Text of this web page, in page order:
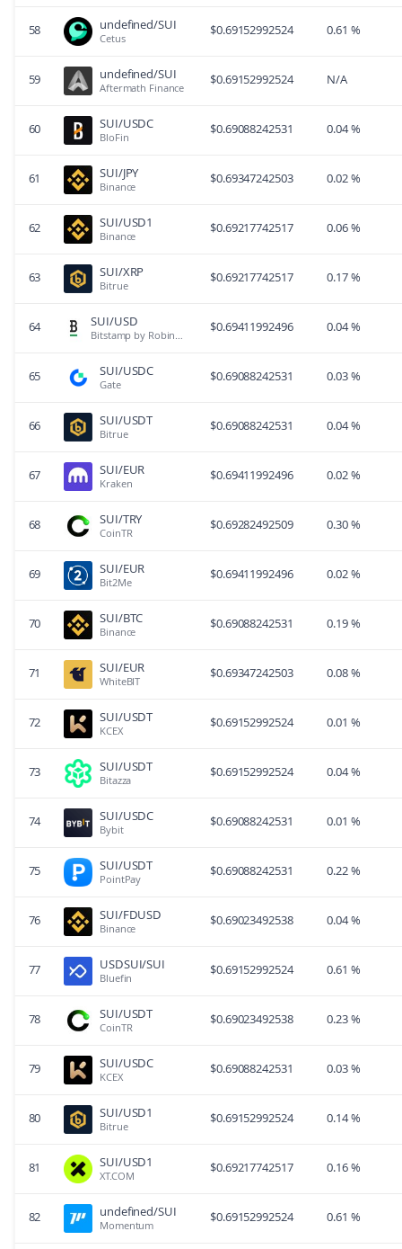
58 undefined/SUI
Cetus $0.69152992524 0.61 %
59 undefined/SUI
Aftermath Finance $0.69152992524 N/A
60 SUI/USDC
BloFin $0.69088242531 0.04 %
61 SUI/JPY
Binance $0.69347242503 0.02 %
62 SUI/USD1
Binance $0.69217742517 0.06 %
63 SUI/XRP
Bitrue $0.69217742517 0.17 %
64 SUI/USD
Bitstamp by Robinhood $0.69411992496 0.04 %
65 SUI/USDC
Gate $0.69088242531 0.03 %
66 SUI/USDT
Bitrue $0.69088242531 0.04 %
67 SUI/EUR
Kraken $0.69411992496 0.02 %
68 SUI/TRY
CoinTR $0.69282492509 0.30 %
69 SUI/EUR
Bit2Me $0.69411992496 0.02 %
70 SUI/BTC
Binance $0.69088242531 0.19 %
71 SUI/EUR
WhiteBIT $0.69347242503 0.08 %
72 SUI/USDT
KCEX $0.69152992524 0.01 %
73 SUI/USDT
Bitazza $0.69152992524 0.04 %
74 SUI/USDC
Bybit $0.69088242531 0.01 %
75 SUI/USDT
PointPay $0.69088242531 0.22 %
76 SUI/FDUSD
Binance $0.69023492538 0.04 %
77 USDSUI/SUI
Bluefin $0.69152992524 0.61 %
78 SUI/USDT
CoinTR $0.69023492538 0.23 %
79 SUI/USDC
KCEX $0.69088242531 0.03 %
80 SUI/USD1
Bitrue $0.69152992524 0.14 %
81 SUI/USD1
XT.COM $0.69217742517 0.16 %
82 undefined/SUI
Momentum $0.69152992524 0.61 %